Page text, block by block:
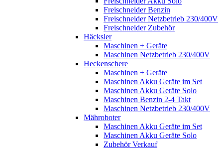
Freischneider Benzin
Freischneider Netzbetrieb 230/400V
Freischneider Zubehör
Häcksler
Maschinen + Geräte
Maschinen Netzbetrieb 230/400V
Heckenschere
Maschinen + Geräte
Maschinen Akku Geräte im Set
Maschinen Akku Geräte Solo
Maschinen Benzin 2-4 Takt
Maschinen Netzbetrieb 230/400V
Mähroboter
Maschinen Akku Geräte im Set
Maschinen Akku Geräte Solo
Zubehör Verkauf